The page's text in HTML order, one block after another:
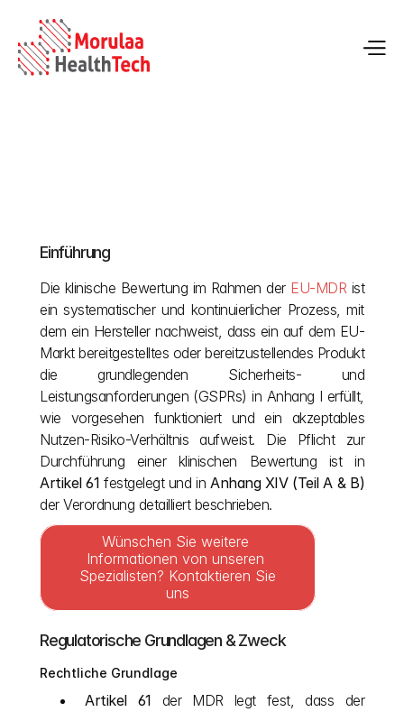
Einführung
Die klinische Bewertung im Rahmen der EU-MDR ist
ein systematischer und kontinuierlicher Prozess, mit
dem ein Hersteller nachweist, dass ein auf dem EU-
Markt bereitgestelltes oder bereitzustellendes Produkt
die grundlegenden Sicherheits- und
Leistungsanforderungen (GSPRs) in Anhang I erfüllt,
wie vorgesehen funktioniert und ein akzeptables
Nutzen-Risiko-Verhältnis aufweist. Die Pflicht zur
Artikel 61 festgelegt und in Anhang XIV (Teil A & B)
der Verordnung detailliert beschrieben.
Wünschen Sie weitere
Informationen von unseren
Spezialisten? Kontaktieren Sie
uns
Regulatorische Grundlagen & Zweck
Rechtliche Grundlage
Artikel 61 der MDR legt fest, dass der